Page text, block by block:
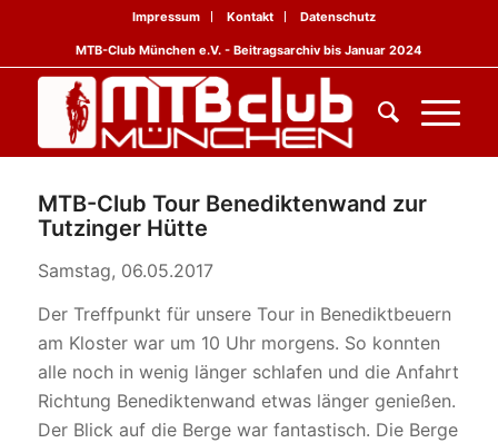
Impressum Kontakt Datenschutz
MTB-Club München e.V. - Beitragsarchiv bis Januar 2024
MTB-Club Tour Benediktenwand zur
Tutzinger Hütte
Samstag, 06.05.2017
Der Treffpunkt für unsere Tour in Benediktbeuern
am Kloster war um 10 Uhr morgens. So konnten
alle noch in wenig länger schlafen und die Anfahrt
Richtung Benediktenwand etwas länger genießen.
Der Blick auf die Berge war fantastisch. Die Berge